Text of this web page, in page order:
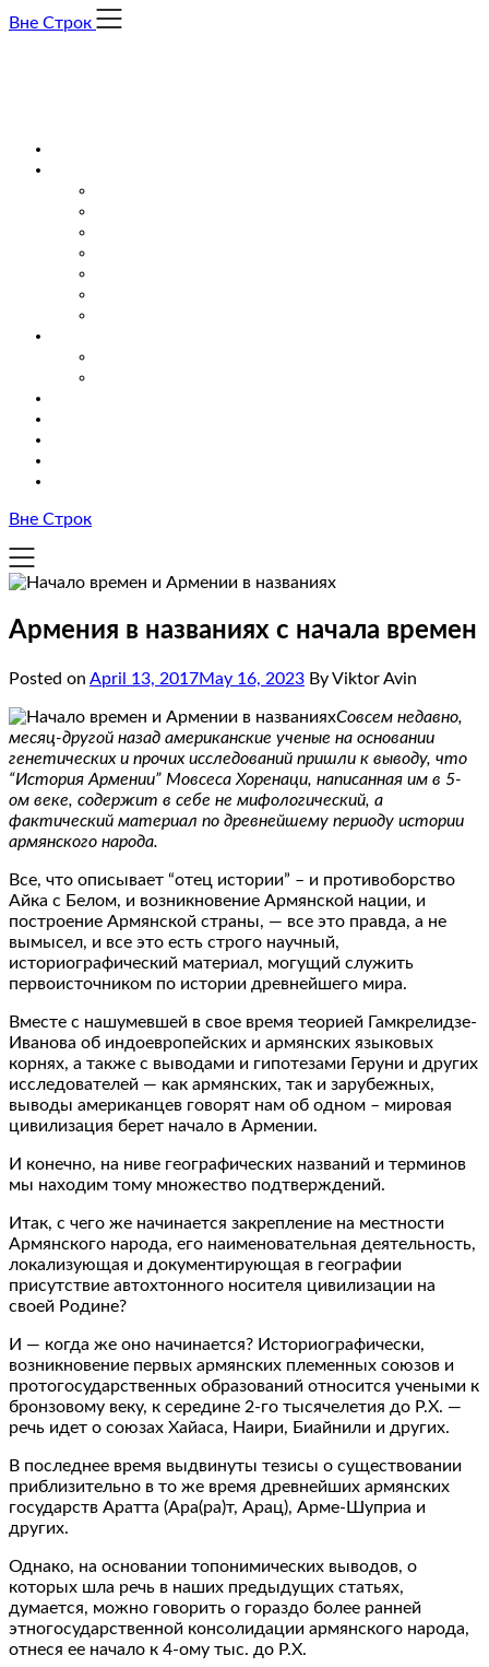
Skip
Вне Строк
Вне Строк
Армения в названиях с начала времен
Posted on April 13, 2017May 16, 2023 By Viktor Avin
Совсем недавно,
месяц-другой назад американские ученые на основании
генетических и прочих исследований пришли к выводу, что
“История Армении” Мовсеса Хоренаци, написанная им в 5-
ом веке, содержит в себе не мифологический, а
фактический материал по древнейшему периоду истории
армянского народа.
Все, что описывает “отец истории” – и противоборство
Айка с Белом, и возникновение Армянской нации, и
построение Армянской страны, — все это правда, а не
вымысел, и все это есть строго научный,
историографический материал, могущий служить
первоисточником по истории древнейшего мира.
Вместе с нашумевшей в свое время теорией Гамкрелидзе-
Иванова об индоевропейских и армянских языковых
корнях, а также с выводами и гипотезами Геруни и других
исследователей — как армянских, так и зарубежных,
выводы американцев говорят нам об одном – мировая
цивилизация берет начало в Армении.
И конечно, на ниве географических названий и терминов
мы находим тому множество подтверждений.
Итак, с чего же начинается закрепление на местности
Армянского народа, его наименовательная деятельность,
локализующая и документирующая в географии
присутствие автохтонного носителя цивилизации на
своей Родине?
И — когда же оно начинается? Историографически,
возникновение первых армянских племенных союзов и
протогосударственных образований относится учеными к
бронзовому веку, к середине 2-го тысячелетия до Р.Х. —
речь идет о союзах Хайаса, Наири, Биайнили и других.
В последнее время выдвинуты тезисы о существовании
приблизительно в то же время древнейших армянских
государств Аратта (Ара(ра)т, Арац), Арме-Шуприа и
других.
Однако, на основании топонимических выводов, о
которых шла речь в наших предыдущих статьях,
думается, можно говорить о гораздо более ранней
этногосударственной консолидации армянского народа,
отнеся ее начало к 4-ому тыс. до Р.Х.